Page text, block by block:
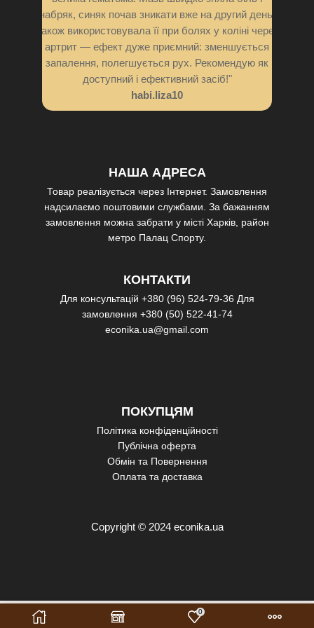
НАША АДРЕСА
Товар реалізується через Інтернет. Замовлення
надсилаємо поштовими службами. За бажанням
замовлення можна забрати у місті Харків, район
метро Палац Спорту.
КОНТАКТИ
Для консультацій +380 (96) 524-79-36 Для
замовлення +380 (50) 522-41-74
econika.ua@gmail.com
набряк, синяк почав зникати вже на другий день.
Також використовувала її при болях у коліні через
артрит — ефект дуже приємний: зменшується
запалення, полегшується рух. Рекомендую як
доступний і ефективний засіб!"
habi.liza10
ПОКУПЦЯМ
Політика конфіденційності
Публічна оферта
Обмін та Повернення
Оплата та доставка
Copyright © 2024 econika.ua
0